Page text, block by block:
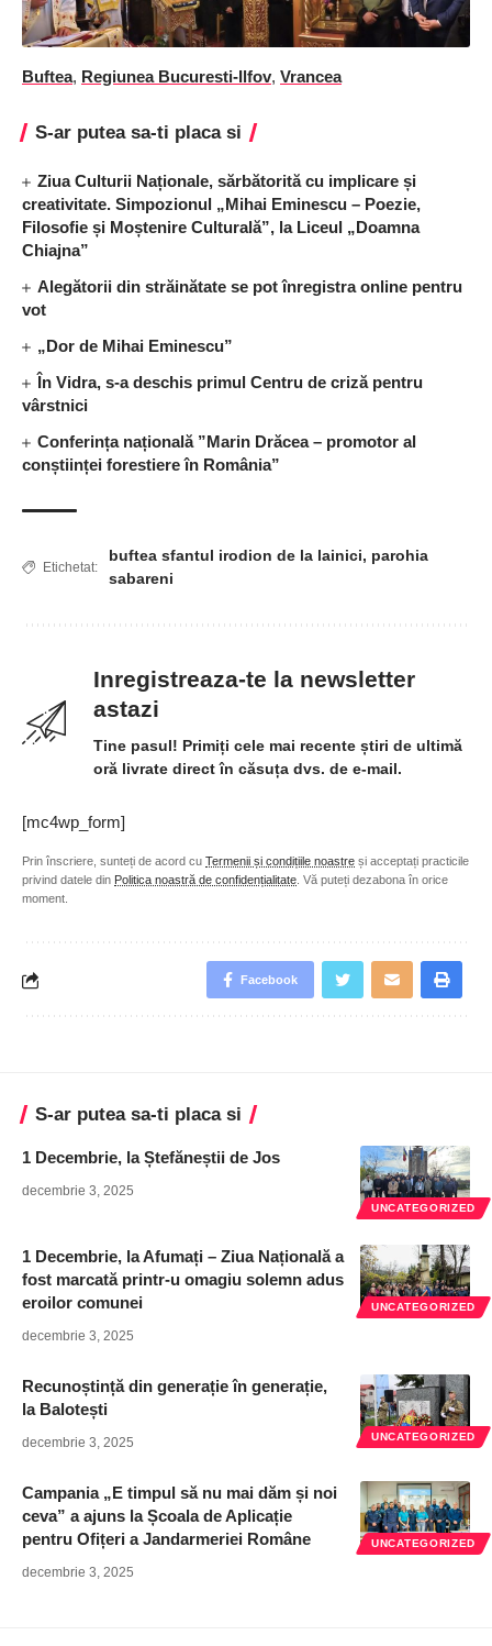
Buftea, Regiunea Bucuresti-Ilfov, Vrancea
S-ar putea sa-ti placa si
Ziua Culturii Naționale, sărbătorită cu implicare și
creativitate. Simpozionul „Mihai Eminescu – Poezie,
Filosofie și Moștenire Culturală”, la Liceul „Doamna
Chiajna”
Alegătorii din străinătate se pot înregistra online pentru
vot
„Dor de Mihai Eminescu”
În Vidra, s-a deschis primul Centru de criză pentru
vârstnici
Conferința națională ”Marin Drăcea – promotor al
conștiinței forestiere în România”
Etichetat:
buftea sfantul irodion de la lainici, parohia
sabareni
Inregistreaza-te la newsletter
astazi
Tine pasul! Primiți cele mai recente știri de ultimă
oră livrate direct în căsuța dvs. de e-mail.
[mc4wp_form]
Prin înscriere, sunteți de acord cu Termenii și condițiile noastre și acceptați practicile
privind datele din Politica noastră de confidențialitate . Vă puteți dezabona în orice
moment.
Facebook
S-ar putea sa-ti placa si
UNCATEGORIZED
1 Decembrie, la Ștefăneștii de Jos
decembrie 3, 2025
UNCATEGORIZED
1 Decembrie, la Afumați – Ziua Națională a
fost marcată printr-u omagiu solemn adus
eroilor comunei
decembrie 3, 2025
UNCATEGORIZED
Recunoștință din generație în generație,
la Balotești
decembrie 3, 2025
UNCATEGORIZED
Campania „E timpul să nu mai dăm și noi
ceva” a ajuns la Școala de Aplicație
pentru Ofițeri a Jandarmeriei Române
decembrie 3, 2025